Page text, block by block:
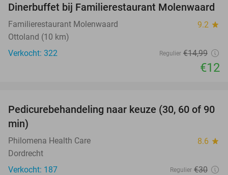
20%
Dinerbuffet bij Familierestaurant Molenwaard
Familierestaurant Molenwaard 9.2 star
Ottoland (10 km)
Verkocht: 322
Regulier €14,99
€12
53%
Pedicurebehandeling naar keuze (30, 60 of 90
min)
Philomena Health Care 8.6 star
Dordrecht
Verkocht: 187
Regulier €30